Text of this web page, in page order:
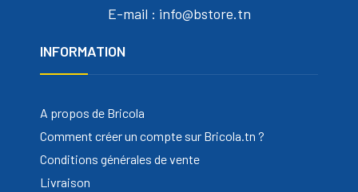
E-mail : info@bstore.tn
INFORMATION
A propos de Bricola
Comment créer un compte sur Bricola.tn ?
Conditions générales de vente
Livraison